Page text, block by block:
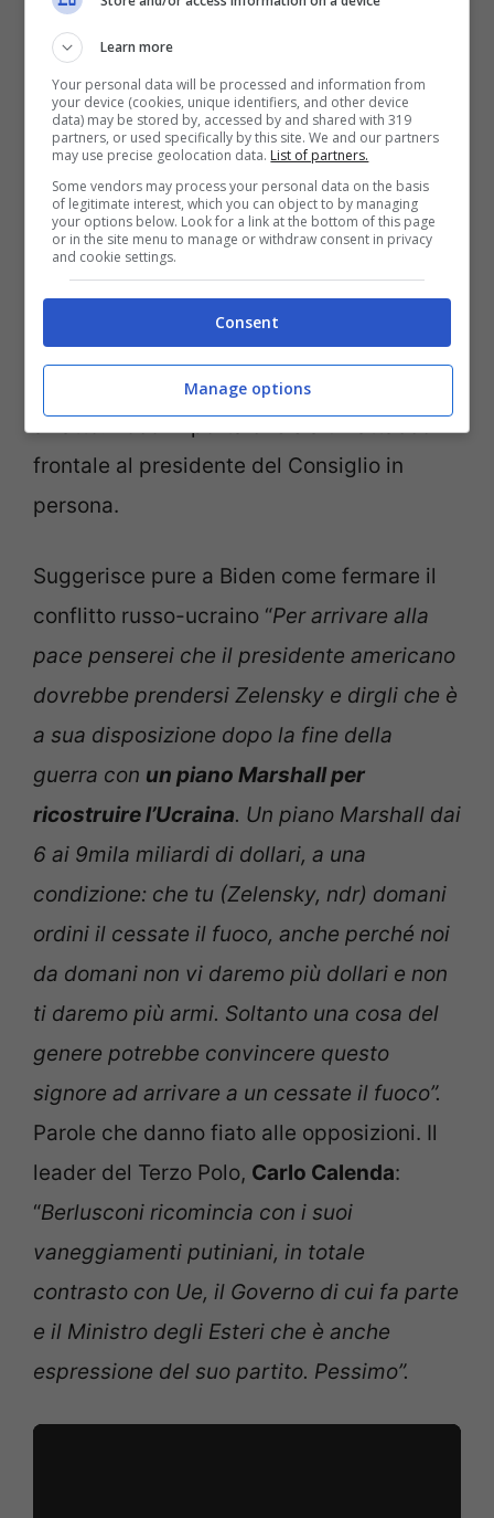
Il presidente del Consiglio Giorgia Meloni (Ansa
Noizie.com)
Il Cavaliere attacca a testa bassa. Forse
non si rende conto o forse si, ed è questa
la cosa peggiore, anche perché quelle frasi
rischiano seriamente di minare la
tranquillità del Govenro in un momento
davvero delicato da Cospito alla tensione
con la Francia. Ma è più forte di lui e stare
al centro dell’attenzione non gli dispiace
affatto. Poco importa che sia un attacco
frontale al presidente del Consiglio in
persona.
Suggerisce pure a Biden come fermare il
conflitto russo-ucraino “Per arrivare alla
pace penserei che il presidente americano
dovrebbe prendersi Zelensky e dirgli che è
a sua disposizione dopo la fine della
guerra con un piano Marshall per
ricostruire l’Ucraina. Un piano Marshall dai
6 ai 9mila miliardi di dollari, a una
condizione: che tu (Zelensky, ndr) domani
ordini il cessate il fuoco, anche perché noi
da domani non vi daremo più dollari e non
ti daremo più armi. Soltanto una cosa del
genere potrebbe convincere questo
signore ad arrivare a un cessate il fuoco”.
Parole che danno fiato alle opposizioni. Il
leader del Terzo Polo, Carlo Calenda:
“Berlusconi ricomincia con i suoi
vaneggiamenti putiniani, in totale
contrasto con Ue, il Governo di cui fa parte
e il Ministro degli Esteri che è anche
espressione del suo partito. Pessimo”.
Learn more
Your personal data will be processed and information from
your device (cookies, unique identifiers, and other device
data) may be stored by, accessed by and shared with 319
partners, or used specifically by this site. We and our partners
may use precise geolocation data. List of partners.
Some vendors may process your personal data on the basis
of legitimate interest, which you can object to by managing
your options below. Look for a link at the bottom of this page
or in the site menu to manage or withdraw consent in privacy
and cookie settings.
Consent
Manage options